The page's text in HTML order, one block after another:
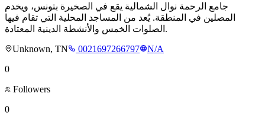
جامع الرحمة نوال الشمالية يقع في الصخيرة بتونس، ويخدم
المصلين في المنطقة. يُعد من المساجد المحلية التي تقام فيها
الصلوات الخمس والأنشطة الدينية المعتادة.
Unknown, TN
0021697266797
N/A
0
Followers
0